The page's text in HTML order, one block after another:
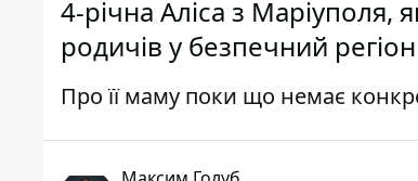
4-річна Аліса з
родичів у безпечний регіон
Про її маму поки що немає